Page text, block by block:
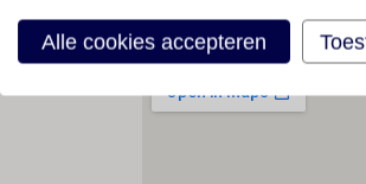
Locatie
Alle cookies accepteren